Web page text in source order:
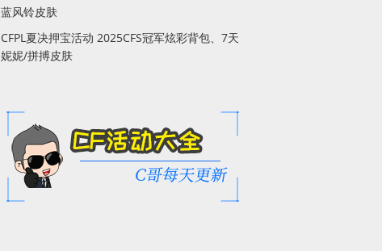
蓝风铃皮肤
CFPL夏决押宝活动 2025CFS冠军炫彩背包、7天
妮妮/拼搏皮肤